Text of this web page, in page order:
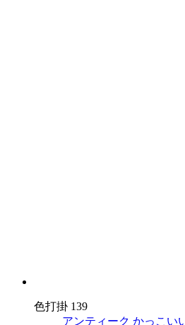
色打掛 139
アンティーク かっこい